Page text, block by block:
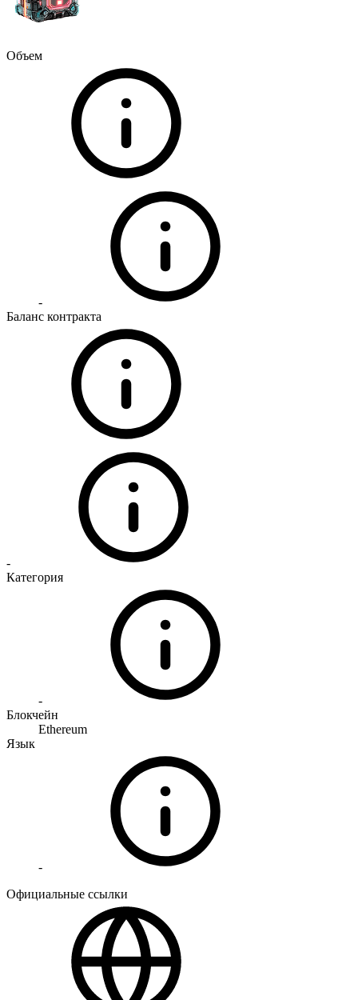
Объем
-
Баланс контракта
-
Категория
-
Блокчейн
Ethereum
Язык
-
Официальные ссылки